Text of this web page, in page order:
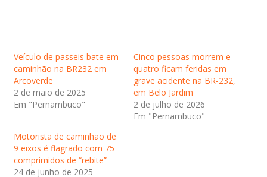
Veículo de passeis bate em
caminhão na BR232 em
Arcoverde
2 de maio de 2025
Em "Pernambuco"
Cinco pessoas morrem e
quatro ficam feridas em
grave acidente na BR-232,
em Belo Jardim
2 de julho de 2026
Em "Pernambuco"
Motorista de caminhão de
9 eixos é flagrado com 75
comprimidos de “rebite”
24 de junho de 2025